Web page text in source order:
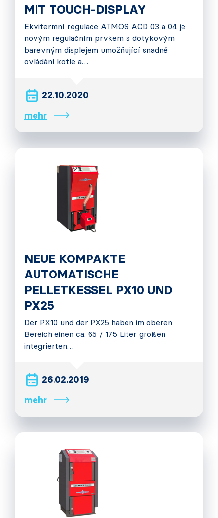
MIT TOUCH-DISPLAY
Ekvitermní regulace ATMOS ACD 03 a 04 je
novým regulačním prvkem s dotykovým
barevným displejem umožňující snadné
ovládání kotle a…
22.10.2020
mehr
NEUE KOMPAKTE
AUTOMATISCHE
PELLETKESSEL PX10 UND
PX25
Der PX10 und der PX25 haben im oberen
Bereich einen ca. 65 / 175 Liter großen
integrierten…
26.02.2019
mehr